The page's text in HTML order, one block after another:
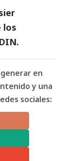
los
en
y una
sociales: